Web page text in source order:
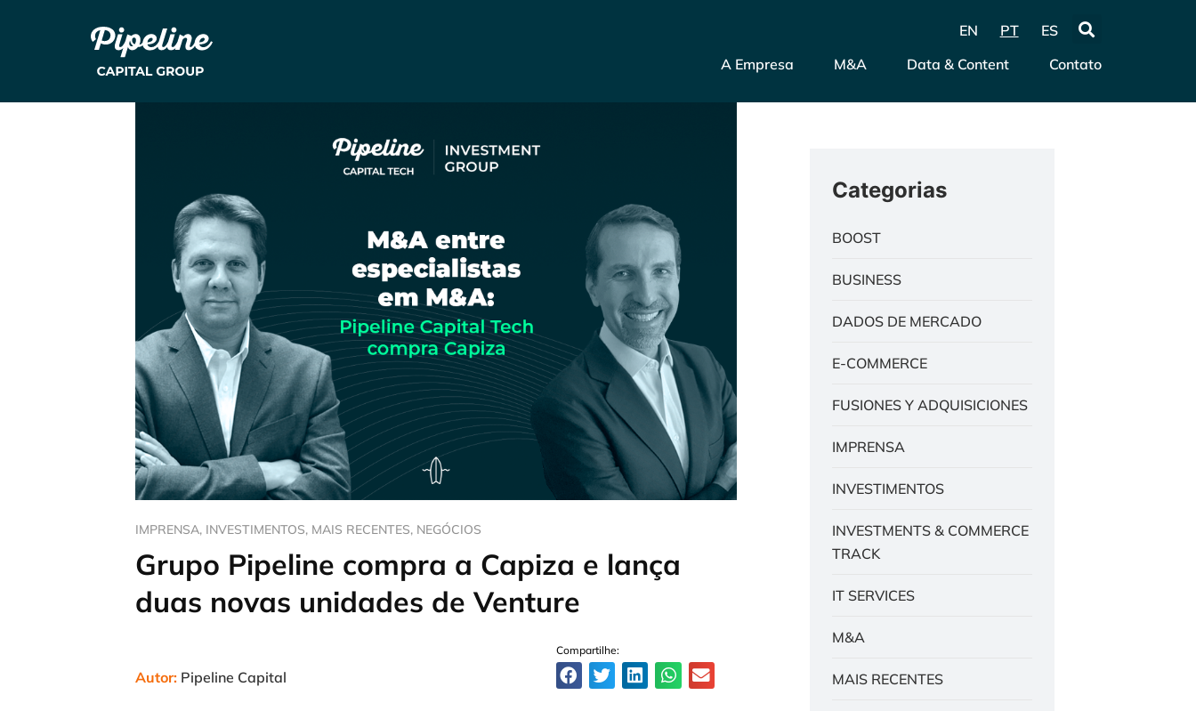
EN PT
ES
A Empresa
M&A Data & Content Contato
IMPRENSA, INVESTIMENTOS, MAIS RECENTES, NEGÓCIOS
Grupo Pipeline compra a Capiza e lança
duas novas unidades de Venture
Autor: Pipeline Capital
Compartilhe:
Categorias
BOOST
BUSINESS
DADOS DE MERCADO
E-COMMERCE
FUSIONES Y ADQUISICIONES
IMPRENSA
INVESTIMENTOS
INVESTMENTS & COMMERCE
TRACK
IT SERVICES
M&A
MAIS RECENTES